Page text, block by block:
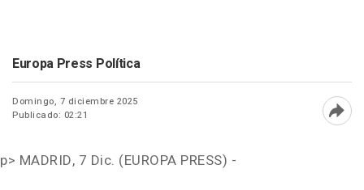
Europa Press Política
Domingo, 7 diciembre 2025
Publicado: 02:21
p> MADRID, 7 Dic. (EUROPA PRESS) -